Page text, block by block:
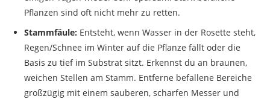
Pflanzen sind oft nicht mehr zu retten.
Stammfäule: Entsteht, wenn Wasser in der Rosette steht,
Regen/Schnee im Winter auf die Pflanze fällt oder die
Basis zu tief im Substrat sitzt. Erkennst du an braunen,
weichen Stellen am Stamm. Entferne befallene Bereiche
großzügig mit einem sauberen, scharfen Messer und